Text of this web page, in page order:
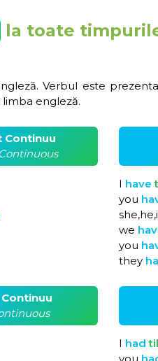
la toate
Verbul este
engleză.
Continuu
I have
you
we
you
they
I had